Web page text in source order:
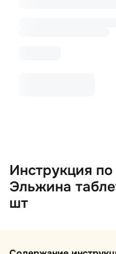
Инструкция
Эльжина
шт